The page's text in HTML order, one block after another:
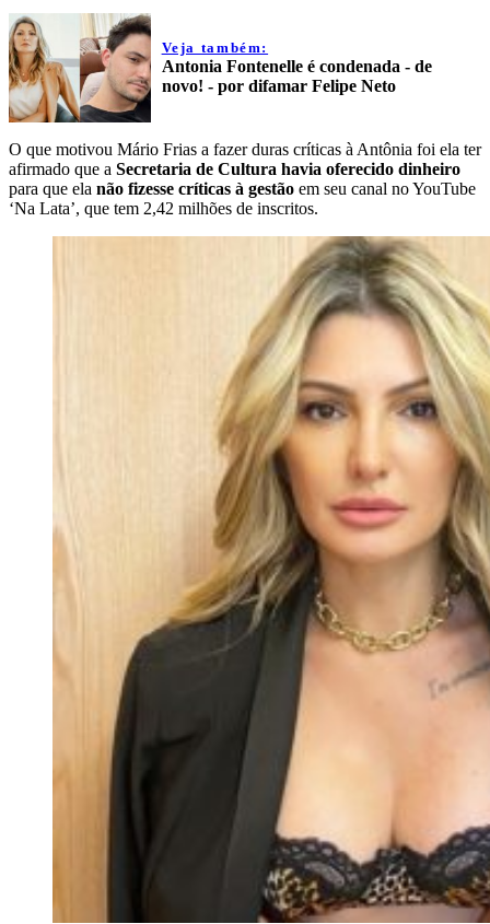
Veja também:
Antonia Fontenelle é condenada - de
novo! - por difamar Felipe Neto
O que motivou Mário Frias a fazer duras críticas à Antônia foi ela ter
afirmado que a Secretaria de Cultura havia oferecido dinheiro
para que ela não fizesse críticas à gestão em seu canal no YouTube
‘Na Lata’, que tem 2,42 milhões de inscritos.